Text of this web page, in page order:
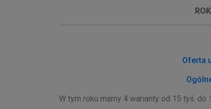
Oferta
W tym roku mamy 4 warianty od 15 tyś.